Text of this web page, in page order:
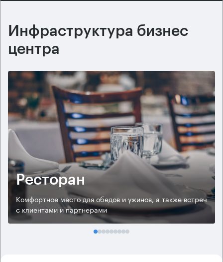
Инфраструктура бизнес
центра
Ресторан
Комфортное место для обедов и ужинов, а также встреч
с клиентами и партнерами